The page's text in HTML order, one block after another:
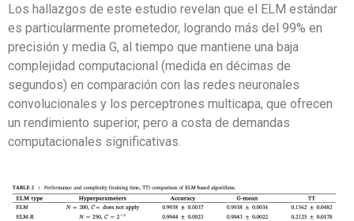
Los hallazgos de este estudio revelan que el ELM estándar
es particularmente prometedor, logrando más del 99% en
precisión y media G, al tiempo que mantiene una baja
complejidad computacional (medida en décimas de
segundos) en comparación con las redes neuronales
convolucionales y los perceptrones multicapa, que ofrecen
un rendimiento superior, pero a costa de demandas
computacionales significativas.